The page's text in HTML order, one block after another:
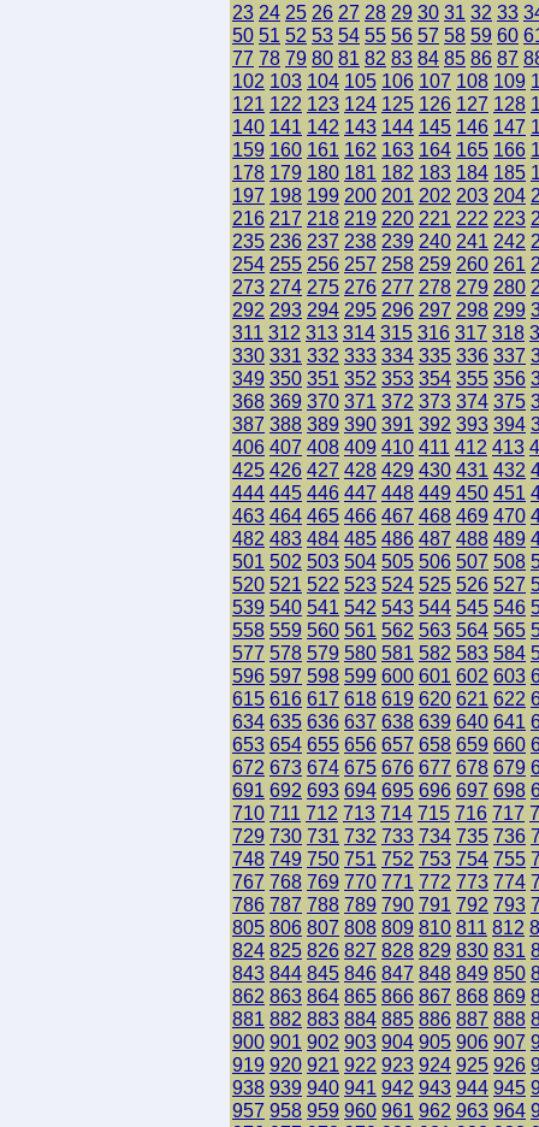
23 24 25 26 27 28 29 30 31 32 33
50 51 52 53 54 55 56 57 58 59 60
77 78 79 80 81 82 83 84 85 86 87
102 103 104 105 106 107 108 109
121 122 123 124 125 126 127 128
140 141 142 143 144 145 146 147
159 160 161 162 163 164 165 166
178 179 180 181 182 183 184 185
197 198 199 200 201 202 203 204
216 217 218 219 220 221 222 223
235 236 237 238 239 240 241 242
254 255 256 257 258 259 260 261
273 274 275 276 277 278 279 280
292 293 294 295 296 297 298 299
311 312 313 314 315 316 317 318
330 331 332 333 334 335 336 337
349 350 351 352 353 354 355 356
368 369 370 371 372 373 374 375
387 388 389 390 391 392 393 394
406 407 408 409 410 411 412 413
425 426 427 428 429 430 431 432
444 445 446 447 448 449 450 451
463 464 465 466 467 468 469 470
482 483 484 485 486 487 488 489
501 502 503 504 505 506 507 508
520 521 522 523 524 525 526 527
539 540 541 542 543 544 545 546
558 559 560 561 562 563 564 565
577 578 579 580 581 582 583 584
596 597 598 599 600 601 602 603
615 616 617 618 619 620 621 622
634 635 636 637 638 639 640 641
653 654 655 656 657 658 659 660
672 673 674 675 676 677 678 679
691 692 693 694 695 696 697 698
710 711 712 713 714 715 716 717
729 730 731 732 733 734 735 736
748 749 750 751 752 753 754 755
767 768 769 770 771 772 773 774
786 787 788 789 790 791 792 793
805 806 807 808 809 810 811 812
824 825 826 827 828 829 830 831
843 844 845 846 847 848 849 850
862 863 864 865 866 867 868 869
881 882 883 884 885 886 887 888
900 901 902 903 904 905 906 907
919 920 921 922 923 924 925 926
938 939 940 941 942 943 944 945
957 958 959 960 961 962 963 964